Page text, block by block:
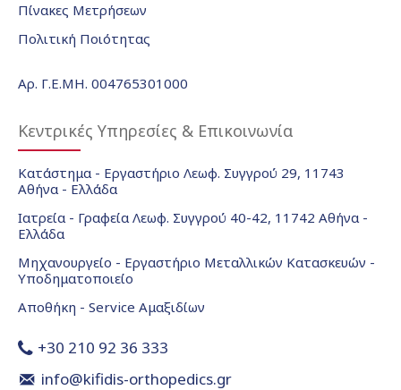
Πίνακες Μετρήσεων
Πολιτική Ποιότητας
Αρ. Γ.Ε.ΜΗ. 004765301000
Κεντρικές Υπηρεσίες & Επικοινωνία
Κατάστημα - Εργαστήριο Λεωφ. Συγγρού 29, 11743
Αθήνα - Ελλάδα
Ιατρεία - Γραφεία Λεωφ. Συγγρού 40-42, 11742 Αθήνα -
Ελλάδα
Μηχανουργείο - Εργαστήριο Μεταλλικών Κατασκευών -
Υποδηματοποιείο
Αποθήκη - Service Αμαξιδίων
+30 210 92 36 333
info@kifidis-orthopedics.gr